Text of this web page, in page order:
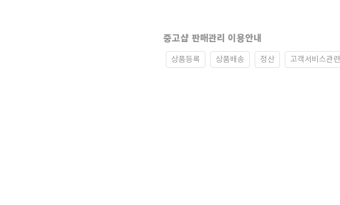
중고샵 판매관리 이용안내
상품등록 상품배송 정산 고객서비스관련